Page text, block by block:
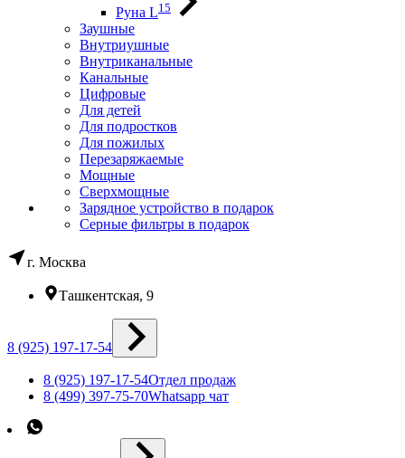
Руна L15
Заушные
Внутриушные
Внутриканальные
Канальные
Цифровые
Для детей
Для подростков
Для пожилых
Перезаряжаемые
Мощные
Сверхмощные
Зарядное устройство в подарок
Серные фильтры в подарок
г. Москва
Ташкентская, 9
8 (925) 197-17-54
8 (925) 197-17-54Отдел продаж
8 (499) 397-75-70Whatsapp чат